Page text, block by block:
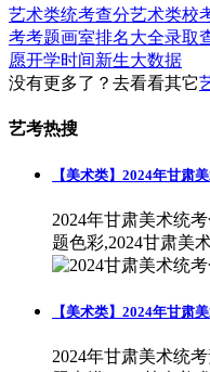
艺术类统考查分艺术类校
考考题画室排名大全录取
愿开学时间新生大数据
没有更多了？去看看其它
艺考热搜
【美术类】2024年甘肃
2024年甘肃美术统
题色彩,2024甘肃美
【美术类】2024年甘肃
2024年甘肃美术统